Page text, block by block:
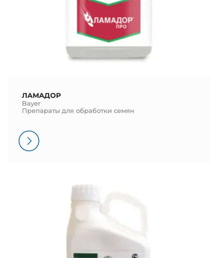
ЛАМАДОР
Bayer
Препараты для обработки семян